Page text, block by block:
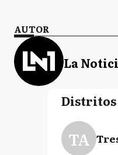
AUTOR
La
TA